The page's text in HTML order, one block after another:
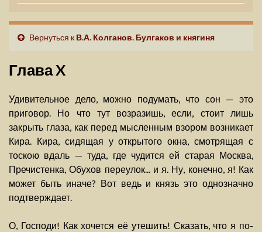
Вернуться к В.А. Колганов. Булгаков и княгиня
Глава X
Удивительное дело, можно подумать, что сон — это
приговор. Но что тут возразишь, если, стоит лишь
закрыть глаза, как перед мысленным взором возникает
Кира. Кира, сидящая у открытого окна, смотрящая с
тоскою вдаль — туда, где чудится ей старая Москва,
Пречистенка, Обухов переулок... и я. Ну, конечно, я! Как
может быть иначе? Вот ведь и князь это однозначно
подтверждает.
О, Господи! Как хочется её утешить! Сказать, что я по-